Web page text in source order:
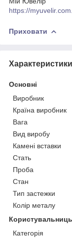
https://
Приховати
Характеристики
Основні
Виробник
Країна виробник
Вага
Вид виробу
Камені вставки
Стать
Проба
Стан
Тип застежки
Колір металу
Категорія